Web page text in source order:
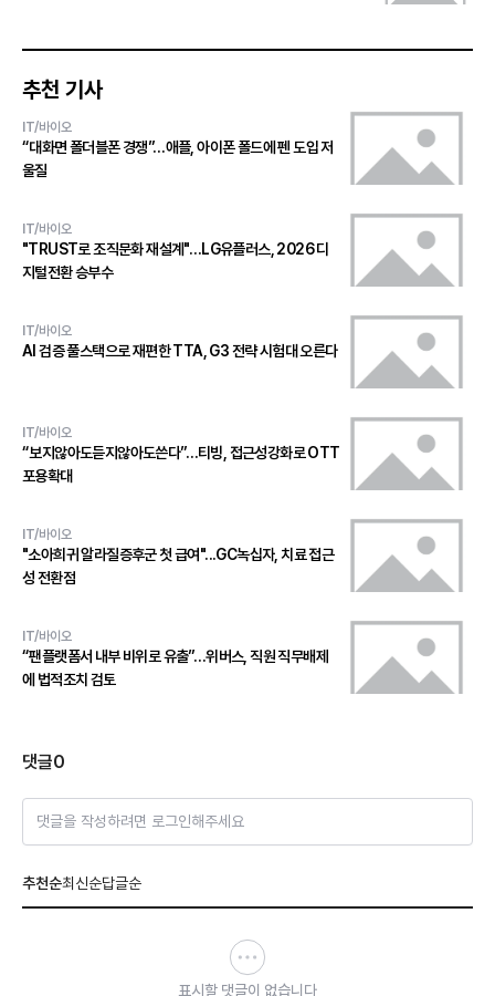
추천 기사
IT/바이오
“대화면 폴더블폰 경쟁”…애플, 아이폰 폴드에 펜 도입 저
울질
IT/바이오
"TRUST로 조직문화 재설계"…LG유플러스, 2026 디
지털전환 승부수
IT/바이오
AI 검증 풀스택으로 재편한 TTA, G3 전략 시험대 오른다
IT/바이오
“보지않아도듣지않아도쓴다”…티빙, 접근성강화로 OTT
포용확대
IT/바이오
"소아희귀 알라질증후군 첫 급여"...GC녹십자, 치료 접근
성 전환점
IT/바이오
“팬플랫폼서 내부 비위로 유출”…위버스, 직원 직무배제
에 법적조치 검토
댓글0
댓글을 작성하려면 로그인해주세요
추천순최신순답글순
표시할 댓글이 없습니다